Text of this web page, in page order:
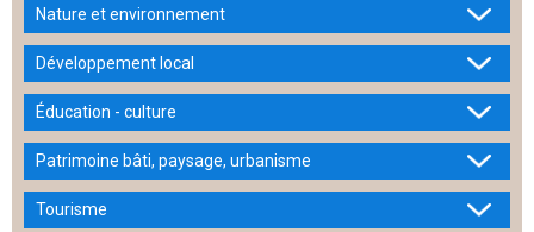
Nature et environnement
Développement local
Éducation - culture
Patrimoine bâti, paysage, urbanisme
Tourisme